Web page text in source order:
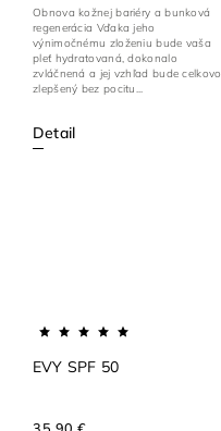
Detail
Obnova kožnej bariéry a bunková
regenerácia Vďaka jeho
výnimočnému zloženiu bude vaša
pleť hydratovaná, dokonalo
zvláčnená a jej vzhľad bude celkovo
zlepšený bez pocitu...
EVY SPF 50
35,90 €